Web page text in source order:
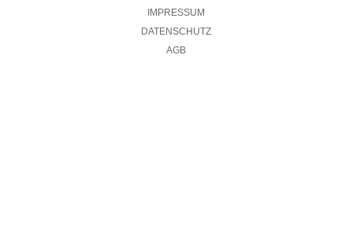
IMPRESSUM
DATENSCHUTZ
AGB